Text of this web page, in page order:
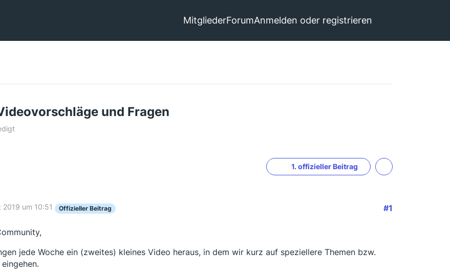
MitgliederForumAnmelden oder registrieren
und Fragen
1. offizieller Beitrag
2019 um 10:51 Offizieller Beitrag #1
jede Woche ein (zweites) kleines Video heraus, in dem wir kurz auf speziellere Themen bzw.